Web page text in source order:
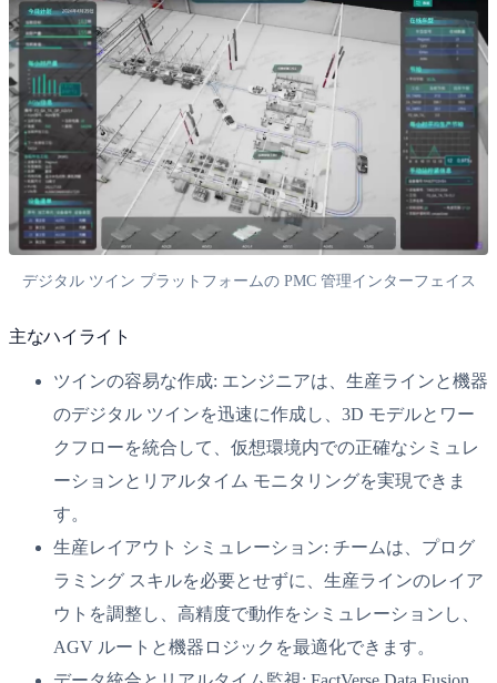
デジタル ツイン プラットフォームの PMC 管理インターフェイス
主なハイライト
ツインの容易な作成: エンジニアは、生産ラインと機器
のデジタル ツインを迅速に作成し、3D モデルとワー
クフローを統合して、仮想環境内での正確なシミュレ
ーションとリアルタイム モニタリングを実現できま
す。
生産レイアウト シミュレーション: チームは、プログ
ラミング スキルを必要とせずに、生産ラインのレイア
ウトを調整し、高精度で動作をシミュレーションし、
AGV ルートと機器ロジックを最適化できます。